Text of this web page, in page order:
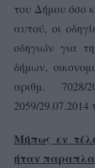
του Δήμου όσο
αυτού, οι
οδηγιών για
δήμων,
αριθμ.
2059/29.07.2014
Μήπως εν
ήταν